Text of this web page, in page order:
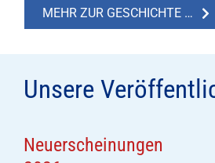
MEHR ZUR GESCHICHTE …
Unsere
Neuerscheinungen